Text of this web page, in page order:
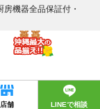
機器全品保証付・
店舗 LINEで相談